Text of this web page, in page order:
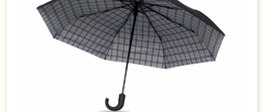
Made in Europe
Recycled